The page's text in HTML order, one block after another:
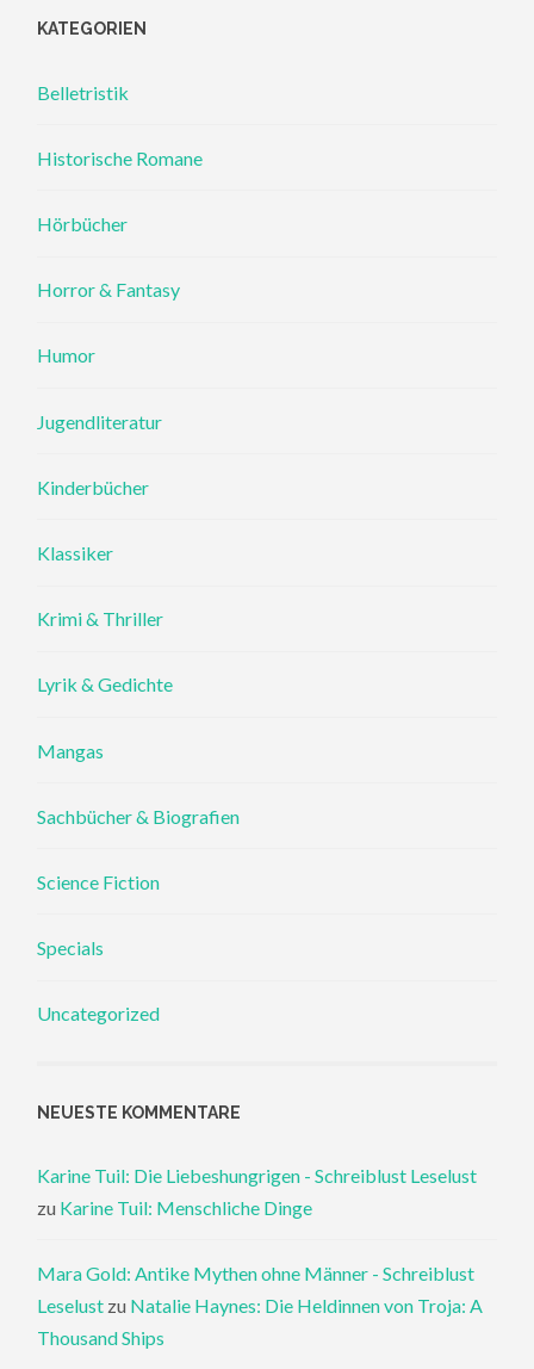
KATEGORIEN
Belletristik
Historische Romane
Hörbücher
Horror & Fantasy
Humor
Jugendliteratur
Kinderbücher
Klassiker
Krimi & Thriller
Lyrik & Gedichte
Mangas
Sachbücher & Biografien
Science Fiction
Specials
Uncategorized
NEUESTE KOMMENTARE
Karine Tuil: Die Liebeshungrigen - Schreiblust Leselust
zu Karine Tuil: Menschliche Dinge
Mara Gold: Antike Mythen ohne Männer - Schreiblust
Leselust zu Natalie Haynes: Die Heldinnen von Troja: A
Thousand Ships